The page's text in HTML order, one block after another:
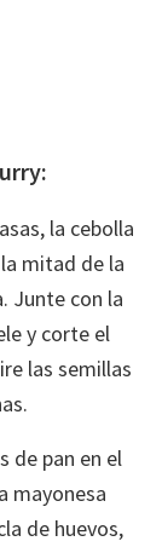
la cebolla
mitad de la
Junte con la
y corte el
las semillas
de pan en el
mayonesa
de huevos,